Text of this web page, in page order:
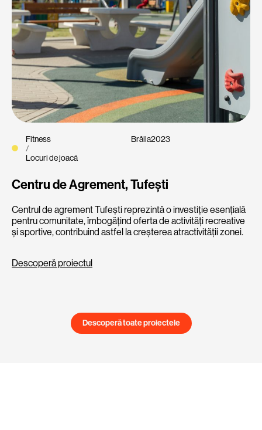
Fitness
/
Locuri de joacă
Brăila2023
Centru de Agrement, Tufești
Centrul de agrement Tufești reprezintă o investiție esențială
pentru comunitate, îmbogățind oferta de activități recreative
și sportive, contribuind astfel la creșterea atractivității zonei.
Descoperă proiectul
Descoperă toate proiectele